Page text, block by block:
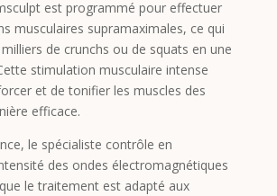
est programmé pour effectuer
musculaires supramaximales, ce qui
de crunchs ou de squats en une
stimulation musculaire intense
et de tonifier les muscles des
efficace.
le spécialiste contrôle en
des ondes électromagnétiques
le traitement est adapté aux